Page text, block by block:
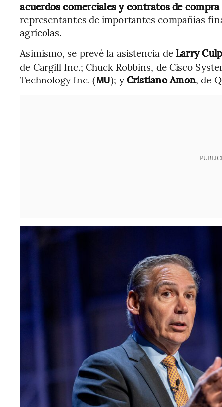
acuerdos comerciales y contratos de compra
representantes de importantes compañías
agrícolas.
Asimismo, se prevé la asistencia de Larry Culp
de Cargill Inc.; Chuck Robbins, de Cisco
Technology Inc. (MU); yCristiano Amon, de